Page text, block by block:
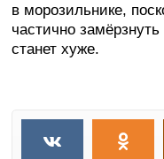
в морозильнике,
частично
станет хуже.